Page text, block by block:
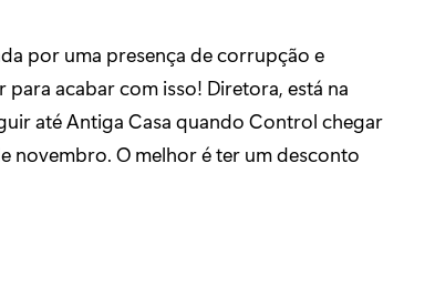
por uma presença de corrupção e
para acabar com isso! Diretora, está na
até Antiga Casa quando Control chegar
novembro. O melhor é ter um desconto